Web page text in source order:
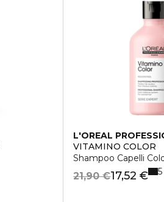
L'OREAL
VITAMINO COLOR
Shampoo Capelli
17,52 €
21,90 € 5